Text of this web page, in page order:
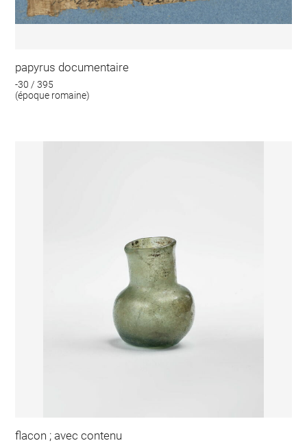
papyrus documentaire
-30 / 395
(époque romaine)
flacon ; avec contenu